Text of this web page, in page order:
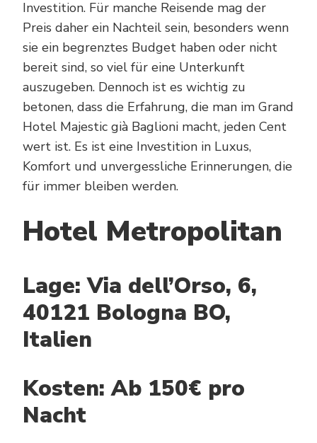
Investition. Für manche Reisende mag der
Preis daher ein Nachteil sein, besonders wenn
sie ein begrenztes Budget haben oder nicht
bereit sind, so viel für eine Unterkunft
auszugeben. Dennoch ist es wichtig zu
betonen, dass die Erfahrung, die man im Grand
Hotel Majestic già Baglioni macht, jeden Cent
wert ist. Es ist eine Investition in Luxus,
Komfort und unvergessliche Erinnerungen, die
für immer bleiben werden.
Hotel Metropolitan
Lage: Via dell’Orso, 6,
40121 Bologna BO,
Italien
Kosten: Ab 150€ pro
Nacht